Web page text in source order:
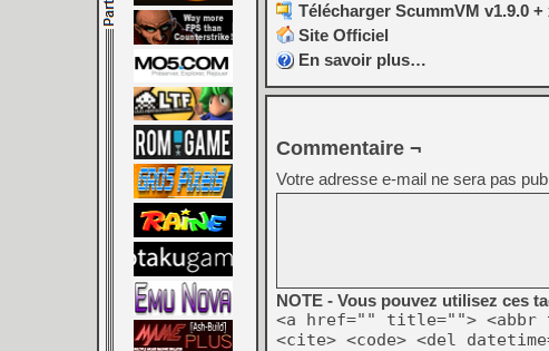
Télécharger ScummVM v1.9.0 +
Site Officiel
En savoir plus…
Commentaire ¬
Votre adresse e-mail ne sera pas
NOTE - Vous pouvez utilisez ces
<a href="" title=""> <abbr
<cite> <code> <del